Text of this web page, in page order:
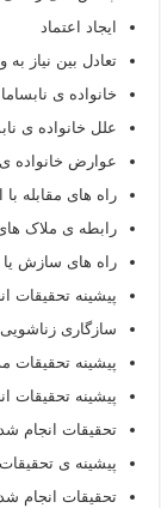
ایجاد اعتماد
تعادل بین نیاز به
خانواده ی
علل خانواده ی
عوارض خانواده ی
راه های مقابله با
رابطه ی ملاک
راه های سازش یا
پیشینه تحقیقات
سازگاری زناشویی
پیشینه تحقیقات
پیشینه تحقیقات
تحقیقات انجام
پیشینه ی
تحقیقات انجام